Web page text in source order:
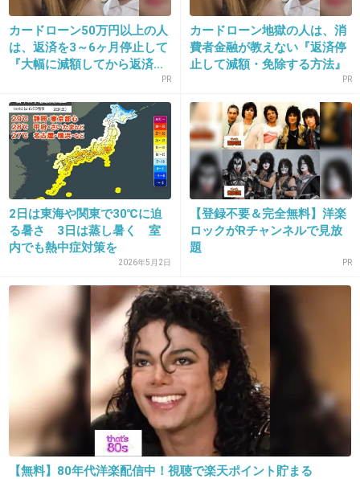
て..
外国に旅行したらどこの国も室内すごく快適で
+133 -3
14. 匿名 2015/07/20(月) 15:37:24
暑いって気温より湿度が問題なんだよね
日本の夏は。
アメリカとかみたいなカラッとした暑さとは違
う。
気温低めでも湿度高いと体感温度が高くなるか
ら不快感がハンパない。
これをどうにかしないと外国人選手なんか倒れ
る人続出しちゃうぞ
+161
カードローン50万円以上の人
は、返済を3～6ヶ月停止して
『大幅に減額してから返済...
PR
カードローン地獄の人は、消
費者金融が教えない『返済停
止して減額・免除する方法』
PR
2日は東海や関東で30℃に迫
る暑さ 3日は蒸し暑く 室
内でも熱中症対策を
2026年5月2日
【登録不要＆完全無料】洋楽
ロックがRチャンネルで見放
題
PR
【無料】80年代洋楽配信中！視聴で楽天ポイント貯まる